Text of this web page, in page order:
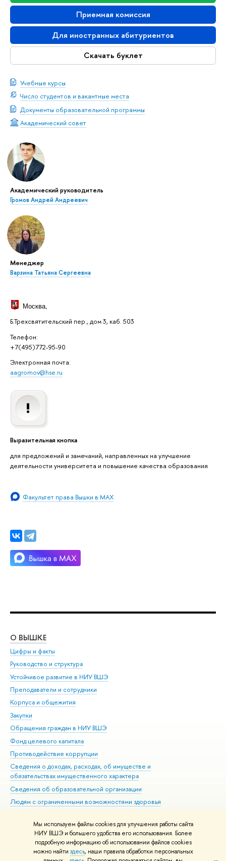
Мы используем файлы cookies для улучшения работы сайта
НИУ ВШЭ и большего удобства его использования. Более
подробную информацию об использовании файлов cookies
можно найти здесь, наши правила обработки персональных
Приемная комиссия
Для иностранных абитуриентов
Скачать буклет
Учебные курсы
Число студентов и вакантные места
Документы образовательной программы
Академический совет
Академический руководитель
Громов Андрей Андреевич
Менеджер
Варзина Татьяна Сергеевна
Москва,
Б.Трехсвятительский пер., дом 3, каб. 503
Телефон:
+7(495)772-95-90
Электронная почта:
aagromov@hse.ru
Выразительная кнопка
для предложений и замечаний, направленных на улучшение
деятельности университета и повышение качества образования
Факультет права Вышки в MAX
О ВЫШКЕ
Цифры и факты
Руководство и структура
Устойчивое развитие в НИУ ВШЭ
Преподаватели и сотрудники
Корпуса и общежития
Закупки
Обращения граждан в НИУ ВШЭ
Фонд целевого капитала
Противодействие коррупции
Сведения о доходах, расходах, об имуществе и
обязательствах имущественного характера
Сведения об образовательной организации
Людям с ограниченными возможностями здоровья
Работа в Вышке